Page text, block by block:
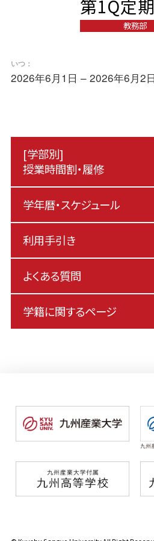
第1Q定
教務部
いつ：
2026年6月1日 – 2026年6月2日
[学部別]
授業時間割・履修
学年暦・スケジュール
利用手引き
よくある質問
学籍に関するページ